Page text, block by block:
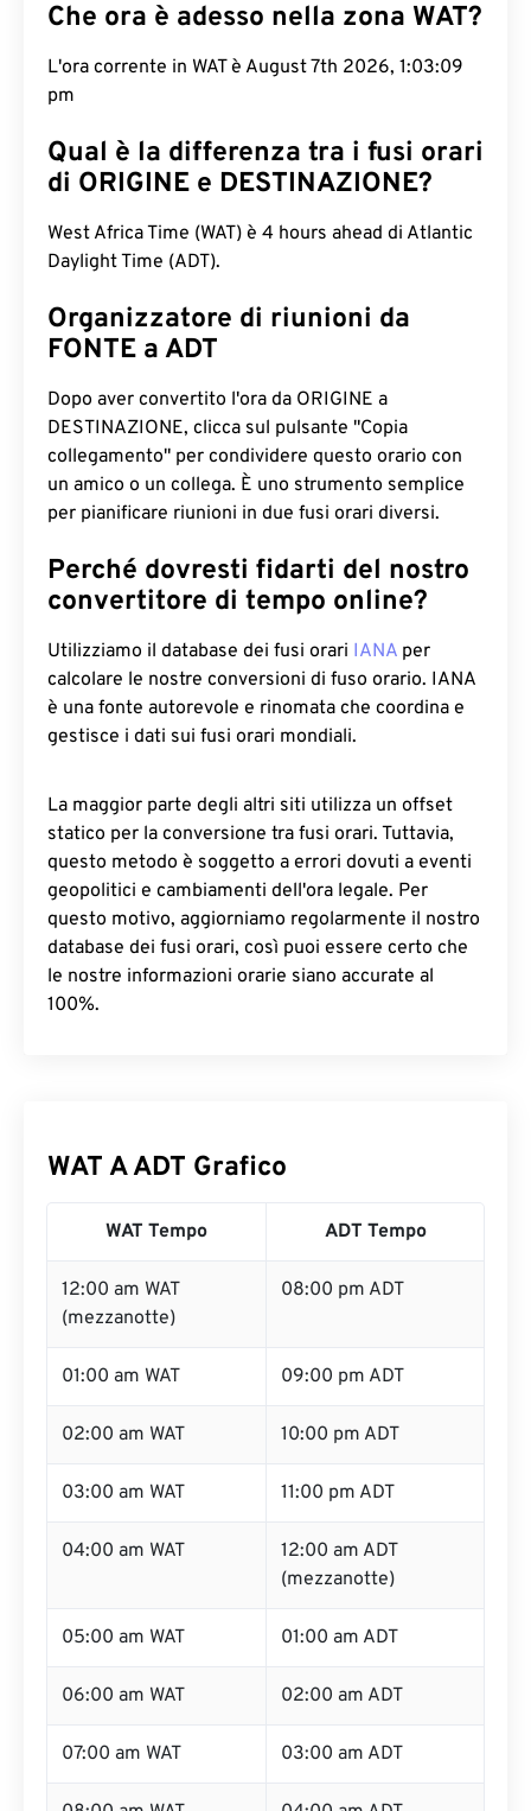
Che ora è adesso nella zona WAT?
L'ora corrente in WAT è August 7th 2026, 1:03:10
pm
Qual è la differenza tra i fusi orari
di ORIGINE e DESTINAZIONE?
West Africa Time (WAT) è 4 hours ahead di Atlantic
Daylight Time (ADT).
Organizzatore di riunioni da
FONTE a ADT
Dopo aver convertito l'ora da ORIGINE a
DESTINAZIONE, clicca sul pulsante "Copia
collegamento" per condividere questo orario con
un amico o un collega. È uno strumento semplice
per pianificare riunioni in due fusi orari diversi.
Perché dovresti fidarti del nostro
convertitore di tempo online?
Utilizziamo il database dei fusi orari IANA per
calcolare le nostre conversioni di fuso orario. IANA
è una fonte autorevole e rinomata che coordina e
gestisce i dati sui fusi orari mondiali.
La maggior parte degli altri siti utilizza un offset
statico per la conversione tra fusi orari. Tuttavia,
questo metodo è soggetto a errori dovuti a eventi
geopolitici e cambiamenti dell'ora legale. Per
questo motivo, aggiorniamo regolarmente il nostro
database dei fusi orari, così puoi essere certo che
le nostre informazioni orarie siano accurate al
100%.
WAT A ADT Grafico
WAT Tempo ADT Tempo
12:00 am WAT
(mezzanotte)
08:00 pm ADT
01:00 am WAT 09:00 pm ADT
02:00 am WAT 10:00 pm ADT
03:00 am WAT 11:00 pm ADT
04:00 am WAT
12:00 am ADT
(mezzanotte)
05:00 am WAT 01:00 am ADT
06:00 am WAT 02:00 am ADT
07:00 am WAT 03:00 am ADT